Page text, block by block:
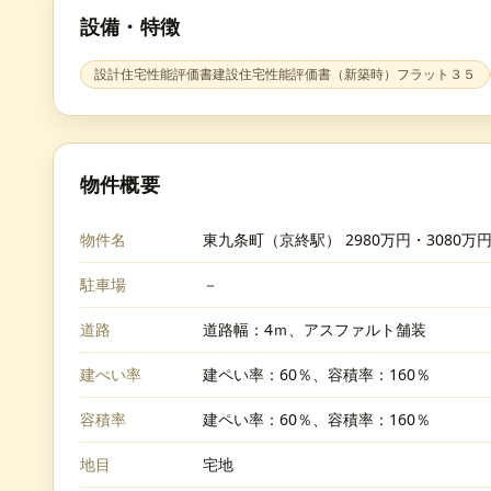
設備・特徴
設計住宅性能評価書建設住宅性能評価書（新築時）フラット３５
物件概要
物件名 東九条町（京終駅） 2980万円・3080万円
駐車場 －
道路 道路幅：4ｍ、アスファルト舗装
建ぺい率 建ペい率：60％、容積率：160％
容積率 建ペい率：60％、容積率：160％
地目 宅地